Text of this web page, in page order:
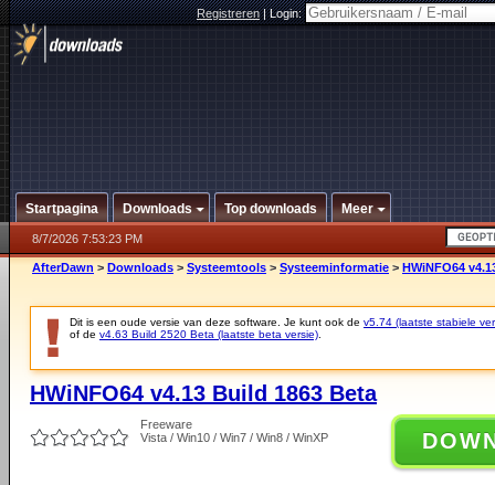
Registreren|Login:
Startpagina Downloads Top downloads Meer
8/7/2026 7:53:23 PM
AfterDawn > Downloads > Systeemtools > Systeeminformatie > HWiNFO64
Dit is een oude versie van deze software. Je kunt ook de v5.74 (laatste stabiele
of de v4.63 Build 2520 Beta (laatste beta versie)
HWiNFO64 v4.13 Build 1863 Beta
Freeware
Vista / Win10 / Win7 / Win8 / WinXP